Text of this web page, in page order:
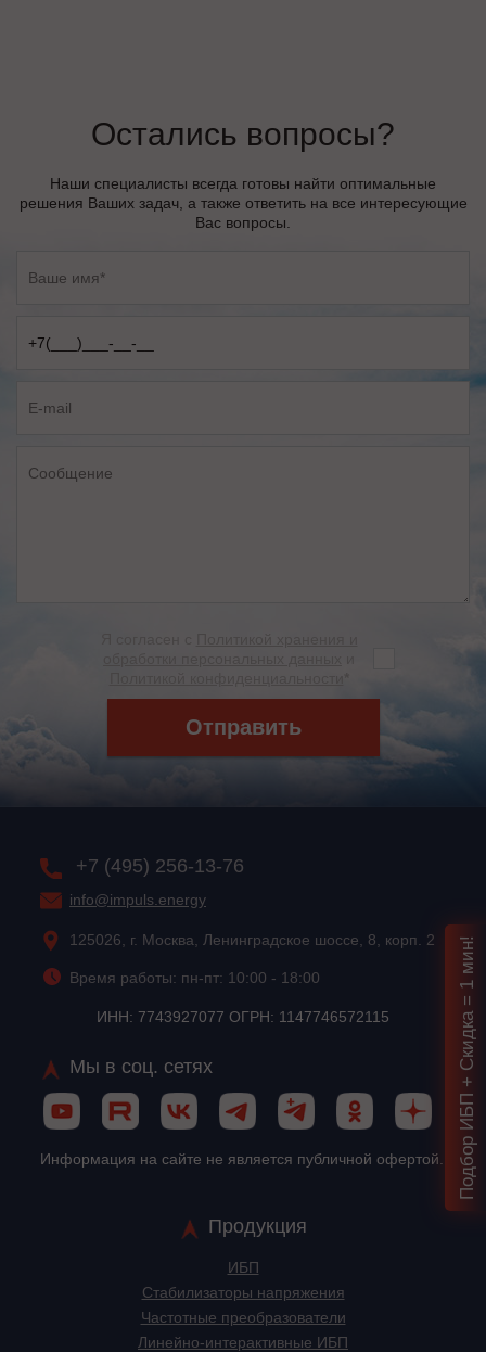
Остались вопросы?
Наши специалисты всегда готовы найти оптимальные
решения Ваших задач, а также ответить на все интересующие
Вас вопросы.
Отправить
+7 (495) 256-13-76
info@impuls.energy
125026, г. Москва, Ленинградское шоссе, 8, корп. 2
Время работы: пн-пт: 10:00 - 18:00
ИНН: 7743927077 ОГРН: 1147746572115
Мы в соц. сетях
Информация на сайте не является публичной офертой.
Продукция
ИБП
Стабилизаторы напряжения
Частотные преобразователи
Линейно-интерактивные ИБП
Подбор ИБП + Скидка = 1 мин!